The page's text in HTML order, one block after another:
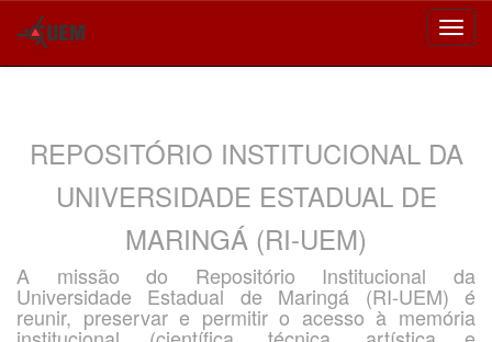
REPOSITÓRIO INSTITUCIONAL DA
UNIVERSIDADE ESTADUAL DE
MARINGÁ (RI-UEM)
A missão do Repositório Institucional da
Universidade Estadual de Maringá (RI-UEM) é
reunir, preservar e permitir o acesso à memória